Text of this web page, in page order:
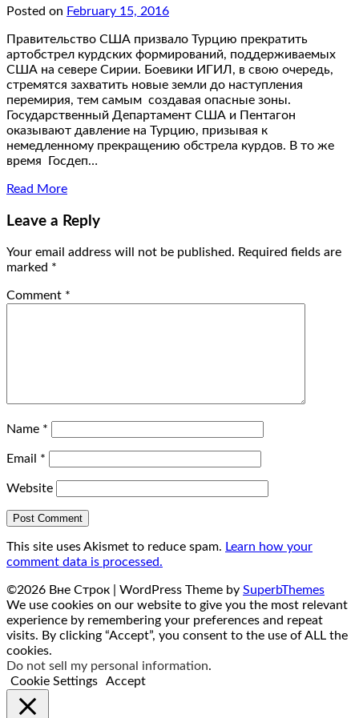
Posted on February 15, 2016
Правительство США призвало Турцию прекратить
артобстрел курдских формирований, поддерживаемых
США на севере Сирии. Боевики ИГИЛ, в свою очередь,
стремятся захватить новые земли до наступления
перемирия, тем самым создавая опасные зоны.
Государственный Департамент США и Пентагон
оказывают давление на Турцию, призывая к
немедленному прекращению обстрела курдов. В то же
время Госдеп…
Read More
Leave a Reply
Your email address will not be published. Required fields are
marked *
Comment *
Name *
Email *
Website
This site uses Akismet to reduce spam. Learn how your
comment data is processed.
©2026 Вне Строк | WordPress Theme by SuperbThemes
We use cookies on our website to give you the most relevant
experience by remembering your preferences and repeat
visits. By clicking “Accept”, you consent to the use of ALL the
cookies.
Do not sell my personal information.
Cookie Settings
Accept